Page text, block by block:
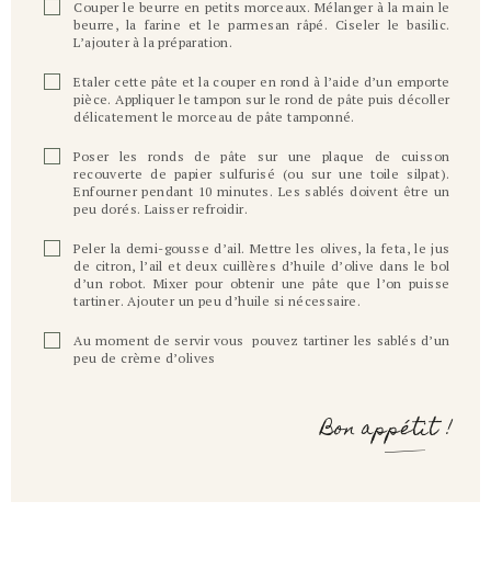
Couper le beurre en petits morceaux. Mélanger à la main le
beurre, la farine et le parmesan râpé. Ciseler le basilic.
L’ajouter à la préparation.
Etaler cette pâte et la couper en rond à l’aide d’un emporte
pièce. Appliquer le tampon sur le rond de pâte puis décoller
délicatement le morceau de pâte tamponné.
Poser les ronds de pâte sur une plaque de cuisson
recouverte de papier sulfurisé (ou sur une toile silpat).
Enfourner pendant 10 minutes. Les sablés doivent être un
peu dorés. Laisser refroidir.
Peler la demi-gousse d’ail. Mettre les olives, la feta, le jus
de citron, l’ail et deux cuillères d’huile d’olive dans le bol
d’un robot. Mixer pour obtenir une pâte que l’on puisse
tartiner. Ajouter un peu d’huile si nécessaire.
Au moment de servir vous pouvez tartiner les sablés d’un
peu de crème d’olives
Bon appétit !